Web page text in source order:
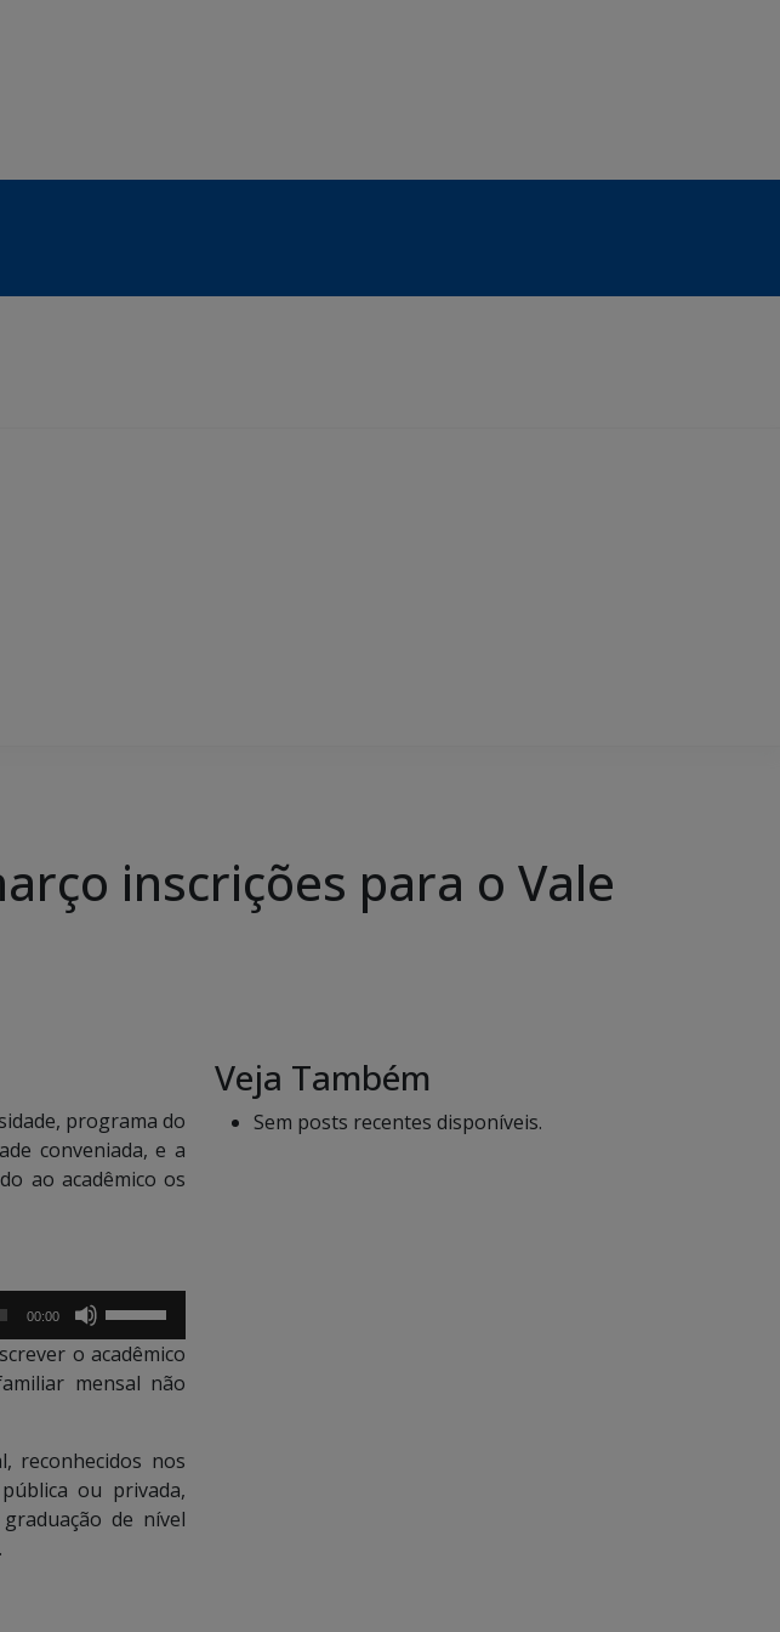
inscrições para o Vale
programa do
conveniada, e a
ao acadêmico os
00:00
setas
para
ou
para
baixo
o acadêmico
mensal não
reconhecidos nos
ou privada,
de nível
Veja Também
Sem posts recentes disponíveis.